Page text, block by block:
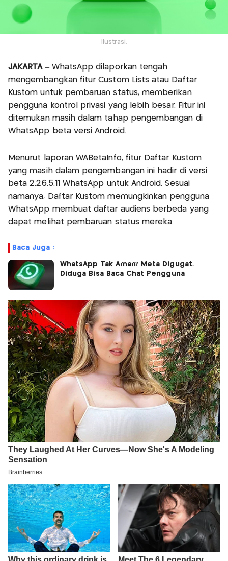
Ilustrasi.
JAKARTA– WhatsApp dilaporkan tengah
mengembangkan fitur Custom Lists atau Daftar
Kustom untuk pembaruan status, memberikan
pengguna kontrol privasi yang lebih besar. Fitur ini
ditemukan masih dalam tahap pengembangan di
WhatsApp beta versi Android.
Menurut laporan WABetaInfo, fitur Daftar Kustom
yang masih dalam pengembangan ini hadir di versi
beta 2.26.5.11 WhatsApp untuk Android. Sesuai
namanya, Daftar Kustom memungkinkan pengguna
WhatsApp membuat daftar audiens berbeda yang
dapat melihat pembaruan status mereka.
Baca Juga :
WhatsApp Tak Aman? Meta Digugat,
Diduga Bisa Baca Chat Pengguna